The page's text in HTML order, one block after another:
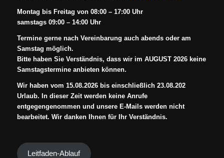
Montag bis Freitag von 08:00 – 17:00 Uhr
samstags 09:00 – 14:00 Uhr
Termine gerne nach Vereinbarung auch abends oder am
Samstag möglich.
Bitte haben Sie Verständnis, dass wir im AUGUST 2026 keine
Samstagstermine anbieten können.
Wir haben vom 15.08.2026 bis einschließlich 23.08.202
Urlaub. In dieser Zeit werden keine Anrufe
entgegengenommen und unsere E-Mails werden nicht
bearbeitet. Wir danken Ihnen für Ihr Verständnis.
Leitfaden-Ablauf